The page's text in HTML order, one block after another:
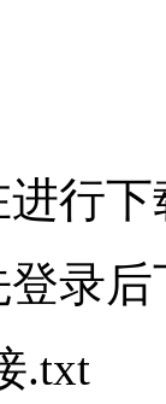
行下
录后
.txt